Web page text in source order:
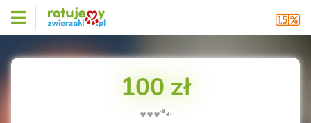
100 zł
♥️♥️♥️🐾